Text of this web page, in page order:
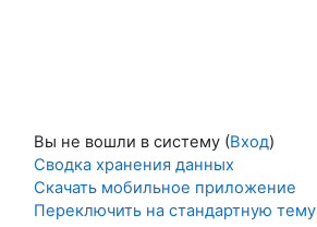
Вы не вошли в систему (Вход)
Сводка хранения данных
Скачать мобильное приложение
Переключить на стандартную тему